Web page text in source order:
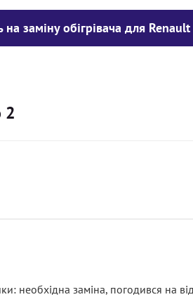
на заміну обігрівача для
2
необхідна заміна, погодився на